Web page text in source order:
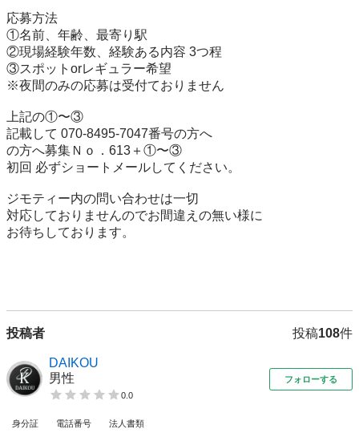
応募方法
①名前、年齢、最寄り駅
②現場経験年数、経験ある内容 3つ程
③スポットorレギュラー希望
※夜間のみの応募は受付ておりません
上記の①〜③
記載して 070-8495-7047番号の方へ
の方へ募集Ｎｏ．613＋①〜③
初回 必ずショートメールしてください。
ジモティー内の問い合わせは一切
対応しておりませんのでお間違えの無い様に
お待ちしております。
投稿者 投稿108件
DAIKOU
男性
0.0
フォローする
身分証 電話番号 法人書類